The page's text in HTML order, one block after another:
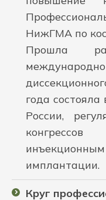
НижГМА по
Прошла
года состояла
России,
имплантации.
Круг